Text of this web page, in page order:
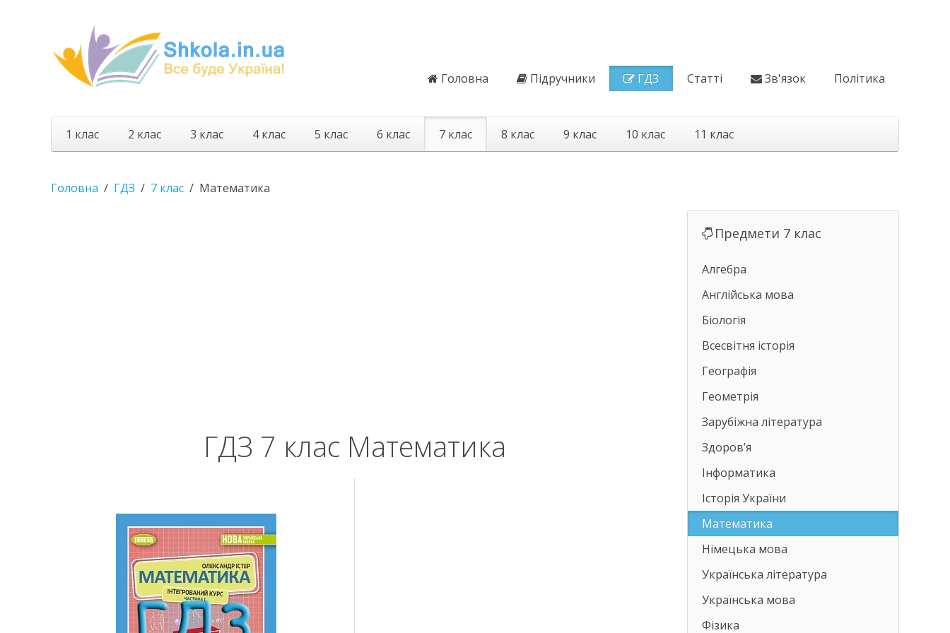
Головна Підручники ГДЗ Статті Зв'язок Політика
1 клас 2 клас 3 клас 4 клас 5 клас 6 клас 7 клас 8 клас 9 клас 10 клас 11 клас
Головна ГДЗ 7 клас Математика
ГДЗ 7 клас Математика
Предмети 7 клас
Алгебра
Англійська мова
Біологія
Всесвітня історія
Географія
Геометрія
Зарубіжна література
Здоров’я
Інформатика
Історія України
Математика
Німецька мова
Українська література
Українська мова
Фізика